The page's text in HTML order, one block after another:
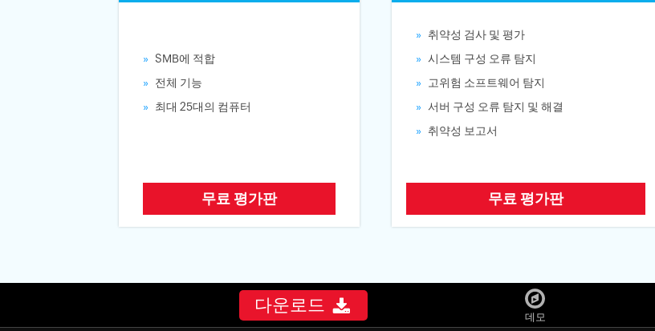
SMB에 적합
전체 기능
최대 25대의 컴퓨터
무료 평가판
취약성 검사 및 평가
시스템 구성 오류 탐지
고위험 소프트웨어 탐지
서버 구성 오류 탐지 및 해결
취약성 보고서
무료 평가판
다운로드
데모